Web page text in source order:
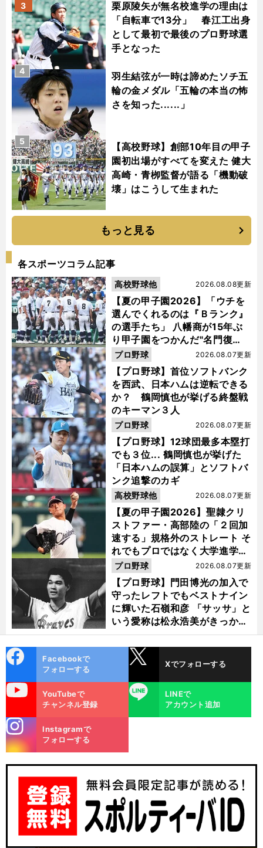
栗原陵矢が無名校進学の理由は
「自転車で13分」 春江工出身
として最初で最後のプロ野球選
手となった
3
羽生結弦が一時は諦めたソチ五
輪の金メダル「五輪の本当の怖
さを知った......」
4
【高校野球】創部10年目の甲子
園初出場がすべてを変えた 健大
高崎・青栁監督が語る「機動破
壊」はこうして生まれた
5
もっと見る
各スポーツコラム記事
【夏の甲子園2026】「ウチを
選んでくれるのは『Ｂランク』
の選手たち」 八幡商が15年ぶ
り甲子園をつかんだ"名門復
活"の舞台裏
2026.08.08更新
高校野球他
【プロ野球】首位ソフトバンク
を西武、日本ハムは逆転できる
か？ 鶴岡慎也が挙げる終盤戦
のキーマン３人
2026.08.07更新
プロ野球
【プロ野球】12球団最多本塁打
でも３位... 鶴岡慎也が挙げた
「日本ハムの誤算」とソフトバ
ンク追撃のカギ
2026.08.07更新
プロ野球
【夏の甲子園2026】聖隷クリ
ストファー・高部陸の「２回加
速する」規格外のストレート そ
れでもプロではなく大学進学を
選ぶ理由
2026.08.07更新
高校野球他
【プロ野球】門田博光の加入で
守ったレフトでもベストナイン
に輝いた石嶺和彦 「サッサ」と
いう愛称は松永浩美がきっか
け？
2026.08.07更新
プロ野球
ok
Facebookで
フォローする
Xでフォローする
YouTubeで
チャンネル登録
LINE
LINEで
アカウント追加
m
Instagramで
フォローする